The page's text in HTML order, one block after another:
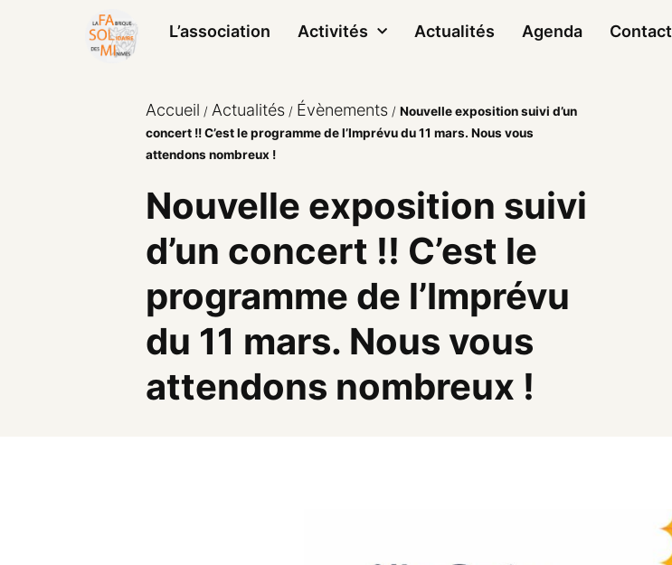
L’association Activités Actualités Agenda Contact
Accueil / Actualités / Évènements /Nouvelle exposition suivi d’un
concert !! C’est le programme de l’Imprévu du 11 mars. Nous vous
attendons nombreux !
Nouvelle exposition suivi
d’un concert !! C’est le
programme de l’Imprévu
du 11 mars. Nous vous
attendons nombreux !